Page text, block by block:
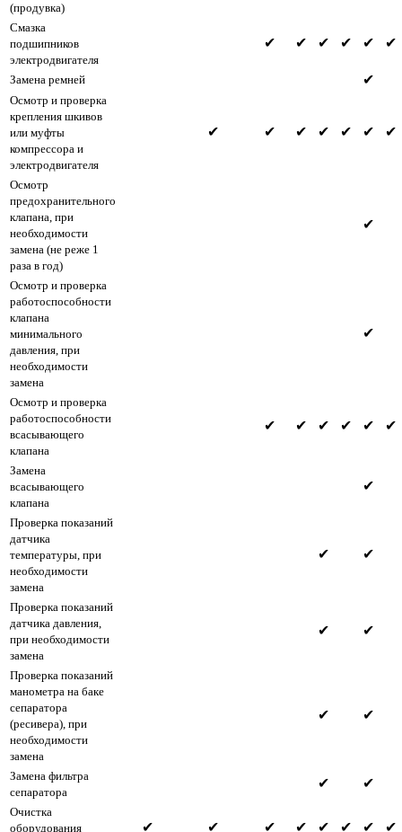
(продувка)
Смазка
подшипников
электродвигателя
✔ ✔ ✔ ✔ ✔ ✔
Замена ремней ✔
Осмотр и проверка
крепления шкивов
или муфты
компрессора и
электродвигателя
✔ ✔ ✔ ✔ ✔ ✔ ✔
Осмотр
предохранительного
клапана, при
необходимости
замена (не реже 1
раза в год)
✔
Осмотр и проверка
работоспособности
клапана
минимального
давления, при
необходимости
замена
✔
Осмотр и проверка
работоспособности
всасывающего
клапана
✔ ✔ ✔ ✔ ✔ ✔
Замена
всасывающего
клапана
✔
Проверка показаний
датчика
температуры, при
необходимости
замена
✔ ✔
Проверка показаний
датчика давления,
при необходимости
замена
✔ ✔
Проверка показаний
манометра на баке
сепаратора
(ресивера), при
необходимости
замена
✔ ✔
Замена фильтра
сепаратора
✔ ✔
Очистка
оборудования
✔ ✔ ✔ ✔ ✔ ✔ ✔ ✔